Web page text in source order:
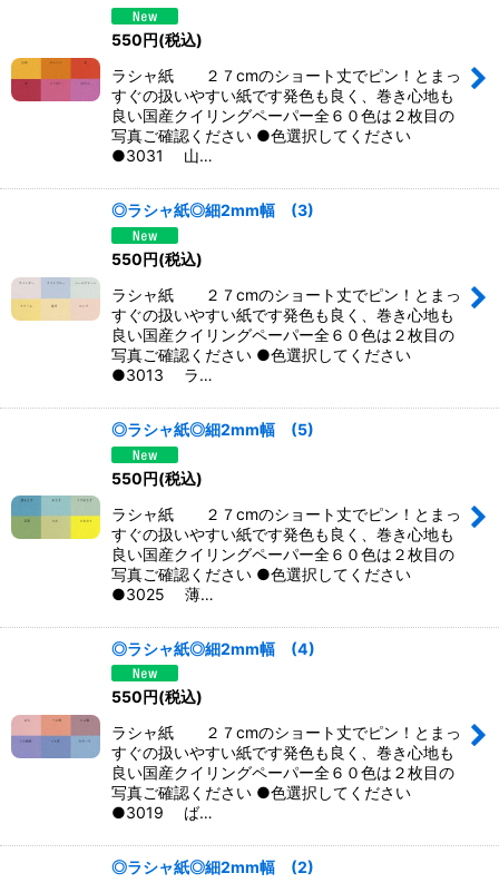
550円(税込)
ラシャ紙 ２７cmのショート丈でピン！とまっ
すぐの扱いやすい紙です発色も良く、巻き心地も
良い国産クイリングペーパー全６０色は２枚目の
写真ご確認ください ●色選択してください
●3031 山…
◎ラシャ紙◎細2mm幅 (3)
550円(税込)
ラシャ紙 ２７cmのショート丈でピン！とまっ
すぐの扱いやすい紙です発色も良く、巻き心地も
良い国産クイリングペーパー全６０色は２枚目の
写真ご確認ください ●色選択してください
●3013 ラ…
◎ラシャ紙◎細2mm幅 (5)
550円(税込)
ラシャ紙 ２７cmのショート丈でピン！とまっ
すぐの扱いやすい紙です発色も良く、巻き心地も
良い国産クイリングペーパー全６０色は２枚目の
写真ご確認ください ●色選択してください
●3025 薄…
◎ラシャ紙◎細2mm幅 (4)
550円(税込)
ラシャ紙 ２７cmのショート丈でピン！とまっ
すぐの扱いやすい紙です発色も良く、巻き心地も
良い国産クイリングペーパー全６０色は２枚目の
写真ご確認ください ●色選択してください
●3019 ば…
◎ラシャ紙◎細2mm幅 (2)